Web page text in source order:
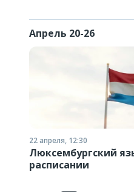
Апрель 20-26
22 апреля, 12:30
Люксембургский
расписании